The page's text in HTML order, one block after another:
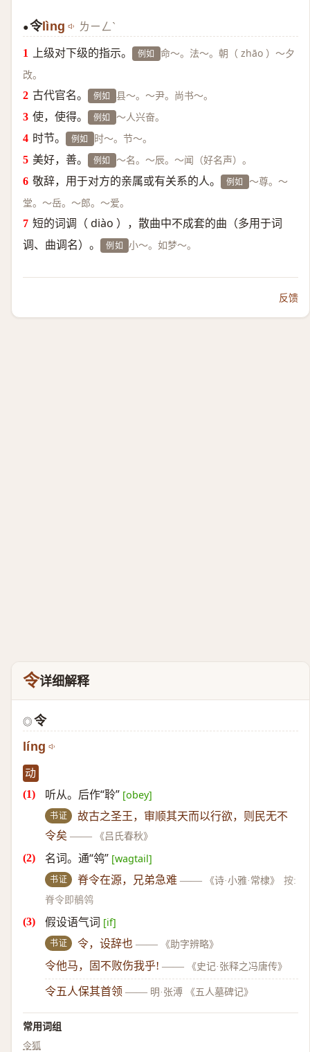
●令lìng ㄌㄧㄥˋ
上级对下级的指示。 例如 命～。法～。朝（ zhāo ）～夕
改。
古代官名。 例如 县～。～尹。尚书～。
使，使得。 例如 ～人兴奋。
时节。 例如 时～。节～。
美好，善。 例如 ～名。～辰。～闻（好名声）。
敬辞，用于对方的亲属或有关系的人。 例如 ～尊。～
堂。～岳。～郎。～爱。
短的词调（ diào ），散曲中不成套的曲（多用于词
调、曲调名）。
例如 小～。如梦～。
反馈
令详细解释
◎ 令
líng
动
听从。后作“聆” [obey]
书证
故古之圣王，审顺其天而以行欲，则民无不
令矣 —— 《吕氏春秋》
名词。通“鸰” [wagtail]
书证 脊令在源，兄弟急难 —— 《诗·小雅·常棣》
按:
脊令即鶺鸰
假设语气词 [if]
书证 令，设辞也 —— 《助字辨略》
令他马，固不败伤我乎! —— 《史记·张释之冯唐传》
令五人保其首领 —— 明·张溥 《五人墓碑记》
常用词组
令狐